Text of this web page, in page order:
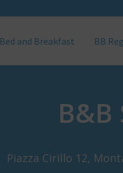
Bed and Breakfast BB
Piazza Cirillo 12,